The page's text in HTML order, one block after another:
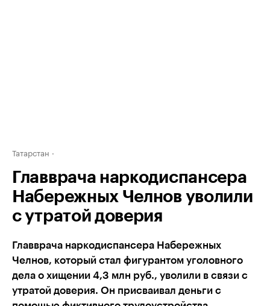
Татарстан
Главврача наркодиспансера
Набережных Челнов уволили
с утратой доверия
Главврача наркодиспансера Набережных
Челнов, который стал фигурантом уголовного
дела о хищении 4,3 млн руб., уволили в связи с
утратой доверия. Он присваивал деньги с